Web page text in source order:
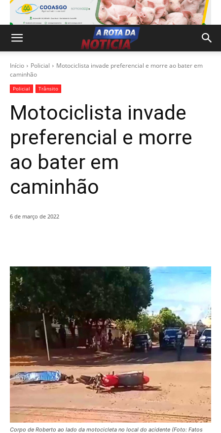
Início Policial
Motociclista invade preferencial e morre ao bater em
caminhão
Policial Trânsito
Motociclista invade
preferencial e morre
ao bater em
caminhão
6 de março de 2022
Corpo de Roberto ao lado da motocicleta no local do acidente (Foto: Fatos